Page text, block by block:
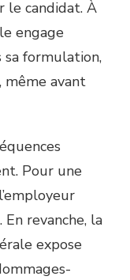
le candidat. À
engage
sa formulation,
même avant
Pour une
revanche, la
expose